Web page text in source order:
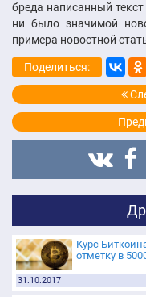
бреда написанный
ни было значимой
примера новостной
Поделиться:
Курс
отметку в
31.10.2017